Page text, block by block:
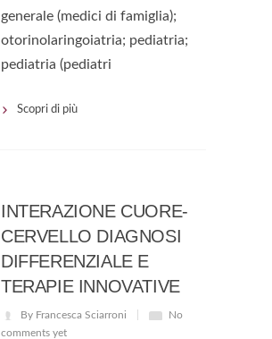
generale (medici di famiglia);
otorinolaringoiatria; pediatria;
pediatria (pediatri
Scopri di più
INTERAZIONE CUORE-
CERVELLO DIAGNOSI
DIFFERENZIALE E
TERAPIE INNOVATIVE
By Francesca Sciarroni
No
comments yet